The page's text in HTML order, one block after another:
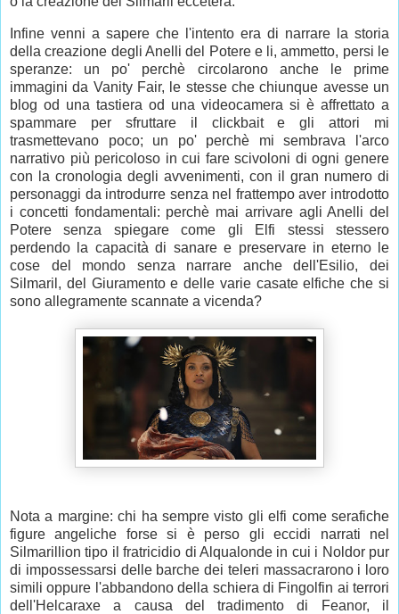
Infine venni a sapere che l'intento era di narrare la storia
della creazione degli Anelli del Potere e li, ammetto, persi le
speranze: un po' perchè circolarono anche le prime
immagini da Vanity Fair, le stesse che chiunque avesse un
blog od una tastiera od una videocamera si è affrettato a
spammare per sfruttare il clickbait e gli attori mi
trasmettevano poco; un po' perchè mi sembrava l'arco
narrativo più pericoloso in cui fare scivoloni di ogni genere
con la cronologia degli avvenimenti, con il gran numero di
personaggi da introdurre senza nel frattempo aver introdotto
i concetti fondamentali: perchè mai arrivare agli Anelli del
Potere senza spiegare come gli Elfi stessi stessero
perdendo la capacità di sanare e preservare in eterno le
cose del mondo senza narrare anche dell'Esilio, dei
Silmaril, del Giuramento e delle varie casate elfiche che si
sono allegramente scannate a vicenda?
Nota a margine: chi ha sempre visto gli elfi come serafiche
figure angeliche forse si è perso gli eccidi narrati nel
Silmarillion tipo il fratricidio di Alqualonde in cui i Noldor pur
di impossessarsi delle barche dei teleri massacrarono i loro
simili oppure l'abbandono della schiera di Fingolfin ai terrori
dell'Helcaraxe a causa del tradimento di Feanor, il